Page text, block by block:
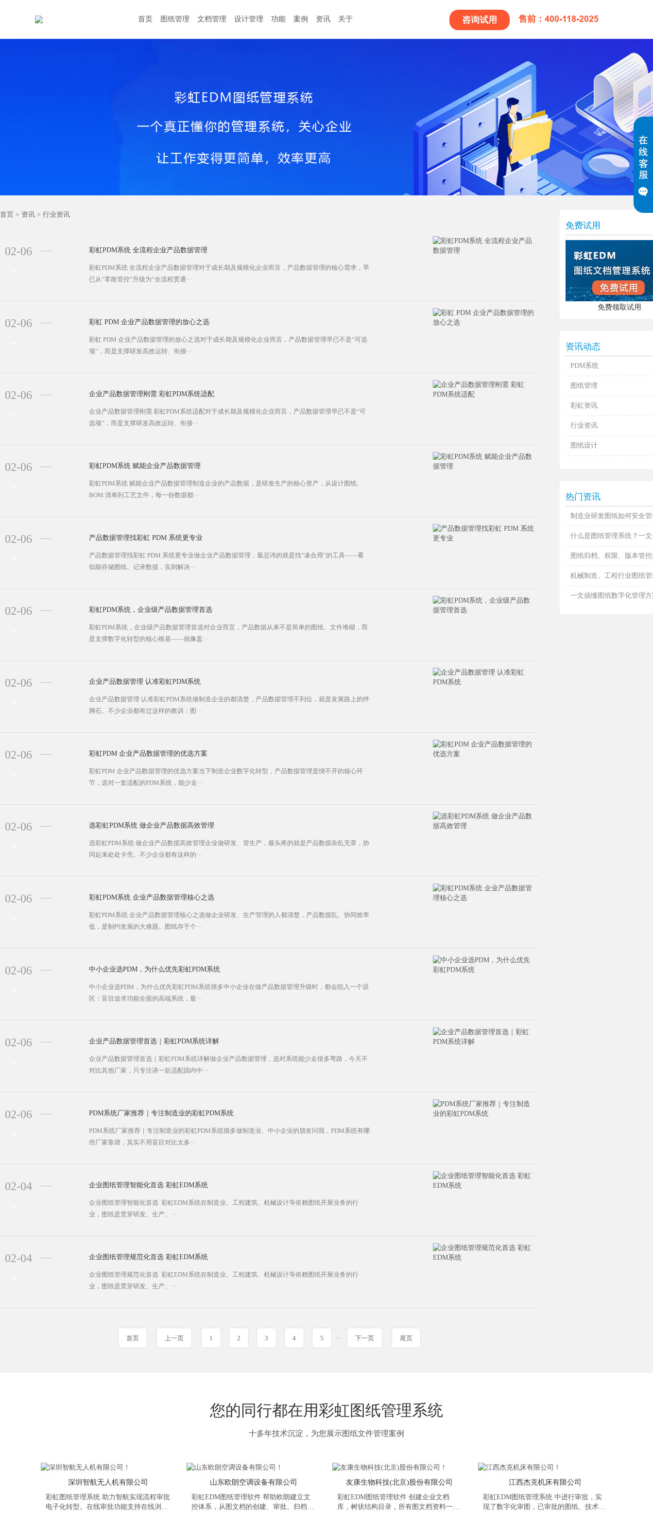
首页 图纸管理 文档管理 设计管理 功能 案例 资讯 关于 售前：400-118-2025
咨询试用
首页 > 资讯 > 行业资讯
02-06 彩虹PDM系统 全流程企业产品数据管理
彩虹PDM系统 全流程企业产品数据管理对于成长期及规模化企业而言，产品数据管理的核心需求，早
已从“零散管控”升级为“全流程贯通···
02-06 彩虹 PDM 企业产品数据管理的放心之选
彩虹 PDM 企业产品数据管理的放心之选对于成长期及规模化企业而言，产品数据管理早已不是“可选
项”，而是支撑研发高效运转、衔接···
02-06 企业产品数据管理刚需 彩虹PDM系统适配
企业产品数据管理刚需 彩虹PDM系统适配对于成长期及规模化企业而言，产品数据管理早已不是“可
选项”，而是支撑研发高效运转、衔接···
02-06 彩虹PDM系统 赋能企业产品数据管理
彩虹PDM系统 赋能企业产品数据管理制造企业的产品数据，是研发生产的核心资产，从设计图纸、
BOM 清单到工艺文件，每一份数据都···
02-06 产品数据管理找彩虹 PDM 系统更专业
产品数据管理找彩虹 PDM 系统更专业做企业产品数据管理，最忌讳的就是找“凑合用”的工具——看
似能存储图纸、记录数据，实则解决···
02-06 彩虹PDM系统，企业级产品数据管理首选
彩虹PDM系统，企业级产品数据管理首选对企业而言，产品数据从来不是简单的图纸、文件堆砌，而
是支撑数字化转型的核心根基——就像盖···
02-06 企业产品数据管理 认准彩虹PDM系统
企业产品数据管理 认准彩虹PDM系统做制造企业的都清楚，产品数据管理不到位，就是发展路上的绊
脚石。不少企业都有过这样的教训：图···
02-06 彩虹PDM 企业产品数据管理的优选方案
彩虹PDM 企业产品数据管理的优选方案当下制造企业数字化转型，产品数据管理是绕不开的核心环
节，选对一套适配的PDM系统，能少走···
02-06 选彩虹PDM系统 做企业产品数据高效管理
选彩虹PDM系统 做企业产品数据高效管理企业做研发、管生产，最头疼的就是产品数据杂乱无章，协
同起来处处卡壳。不少企业都有这样的···
02-06 彩虹PDM系统 企业产品数据管理核心之选
彩虹PDM系统 企业产品数据管理核心之选做企业研发、生产管理的人都清楚，产品数据乱、协同效率
低，是制约发展的大难题。图纸存于个···
02-06 中小企业选PDM，为什么优先彩虹PDM系统
中小企业选PDM，为什么优先彩虹PDM系统很多中小企业在做产品数据管理升级时，都会陷入一个误
区：盲目追求功能全面的高端系统，最···
02-06 企业产品数据管理首选｜彩虹PDM系统详解
企业产品数据管理首选｜彩虹PDM系统详解做企业产品数据管理，选对系统能少走很多弯路，今天不
对比其他厂家，只专注讲一款适配国内中···
02-06 PDM系统厂家推荐｜专注制造业的彩虹PDM系统
PDM系统厂家推荐｜专注制造业的彩虹PDM系统很多做制造业、中小企业的朋友问我，PDM系统有哪
些厂家靠谱，其实不用盲目对比太多···
02-04 企业图纸管理智能化首选 彩虹EDM系统
企业图纸管理智能化首选 彩虹EDM系统在制造业、工程建筑、机械设计等依赖图纸开展业务的行
业，图纸是贯穿研发、生产、···
02-04 企业图纸管理规范化首选 彩虹EDM系统
企业图纸管理规范化首选 彩虹EDM系统在制造业、工程建筑、机械设计等依赖图纸开展业务的行
业，图纸是贯穿研发、生产、···
首页 上一页 1 2 3 4 5 ··· 下一页 尾页
免费试用
免费领取试用
资讯动态
PDM系统
图纸管理
彩虹资讯
行业资讯
图纸设计
热门资讯
制造业研发图纸如何安全管
什么是图纸管理系统？一文
图纸归档、权限、版本管控
机械制造、工程行业图纸管
一文搞懂图纸数字化管理方
您的同行都在用彩虹图纸管理系统
十多年技术沉淀，为您展示图纸文件管理案例
深圳智航无人机有限公司
彩虹图纸管理系统 助力智航实现流程审批
电子化转型。在线审批功能支持在线浏览
山东欧朗空调设备有限公司
彩虹EDM图纸管理软件 帮助欧朗建立文
控体系，从图文档的创建、审批、归档、
友康生物科技(北京)股份有限公司
彩虹EDM图纸管理软件 创建企业文档
库，树状结构目录，所有图文档资料一目
江西杰克机床有限公司
彩虹EDM图纸管理系统​ 中进行审批，实
现了数字化审图，已审批的图纸、技术资